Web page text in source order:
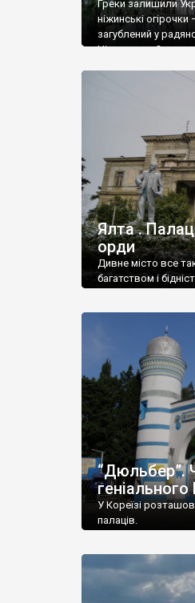
Греки залишили
ніжинські
загублений у
Ніжин греки?
Ялта .
орди
Дивне місто все
багатством і
“Дюльбер”.
У Кореїзі
палаців.